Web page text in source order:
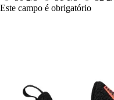
Este campo é obrigatório